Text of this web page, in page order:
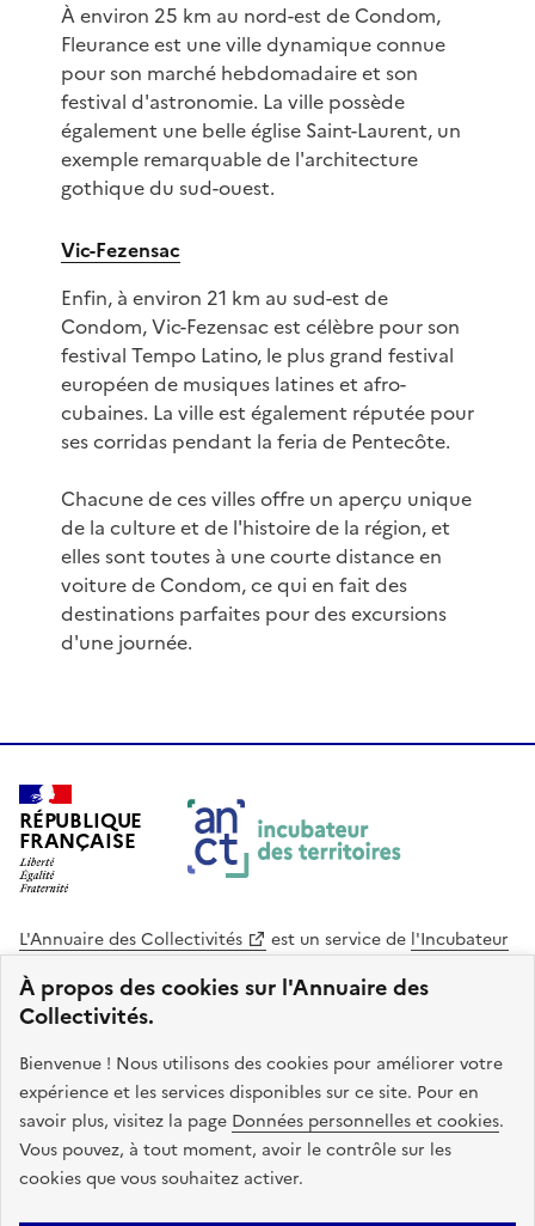
À propos des cookies sur l'Annuaire des
Collectivités.
Bienvenue ! Nous utilisons des cookies pour améliorer votre
expérience et les services disponibles sur ce site. Pour en
savoir plus, visitez la page Données personnelles et cookies.
Vous pouvez, à tout moment, avoir le contrôle sur les
cookies que vous souhaitez activer.
À environ 25 km au nord-est de Condom,
Fleurance est une ville dynamique connue
pour son marché hebdomadaire et son
festival d'astronomie. La ville possède
également une belle église Saint-Laurent, un
exemple remarquable de l'architecture
gothique du sud-ouest.
Vic-Fezensac
Enfin, à environ 21 km au sud-est de
Condom, Vic-Fezensac est célèbre pour son
festival Tempo Latino, le plus grand festival
européen de musiques latines et afro-
cubaines. La ville est également réputée pour
ses corridas pendant la feria de Pentecôte.
Chacune de ces villes offre un aperçu unique
de la culture et de l'histoire de la région, et
elles sont toutes à une courte distance en
voiture de Condom, ce qui en fait des
destinations parfaites pour des excursions
d'une journée.
RÉPUBLIQUE
FRANÇAISE
L'Annuaire des Collectivités est un service de l'Incubateur
des Territoires
Cohésion des Territoires
. Le code source de ce site web
est disponible en licence libre. Le design de ce site est conçu
avec le système de design de l’État.
legifrance.gouv.fr
info.gouv.fr
service-public.gouv.fr
data.gouv.fr